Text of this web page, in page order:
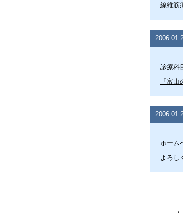
線維筋
診療科
「富
ホーム
よろし